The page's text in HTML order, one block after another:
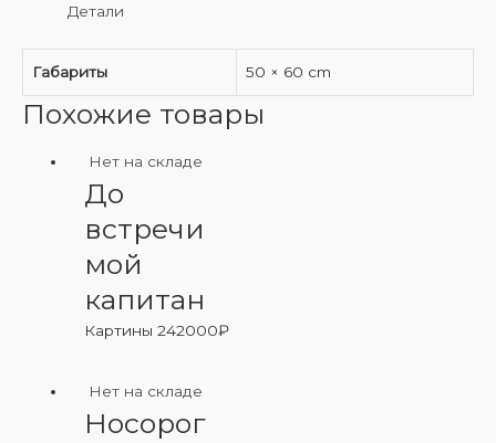
Детали
Габариты 50 × 60 cm
Похожие товары
Нет на складе
До
встречи
мой
капитан
Картины242000₽
Нет на складе
Носорог